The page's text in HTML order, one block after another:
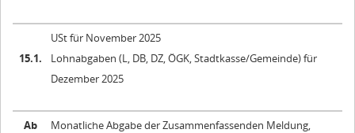
15.1.
USt für November 2025
Lohnabgaben (L, DB, DZ, ÖGK, Stadtkasse/Gemeinde) für
Dezember 2025
Ab
Monatliche Abgabe der Zusammenfassenden Meldung,